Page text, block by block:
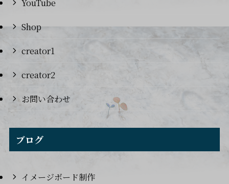
Shop
creator1
creator2
お問い合わせ
ブログ
イメージボード制作